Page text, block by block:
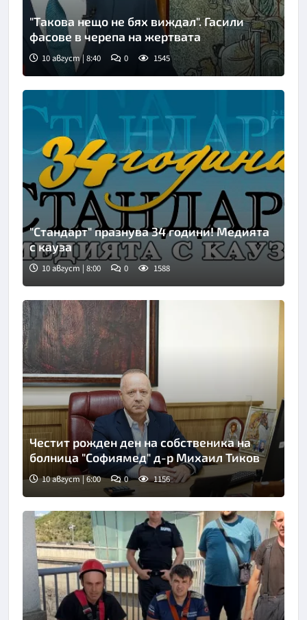
Снимка: NOVA
"Такова нещо не бях виждал". Гасили
фасове в черепа на жертвата
10 август | 8:40 0 1545
"Стандарт" празнува 34 години! Медията
с кауза
10 август | 8:00 0 1588
Честит рожден ден на собственика на
болница "Софиямед" д-р Михаил Тиков
10 август | 6:00 0 1156